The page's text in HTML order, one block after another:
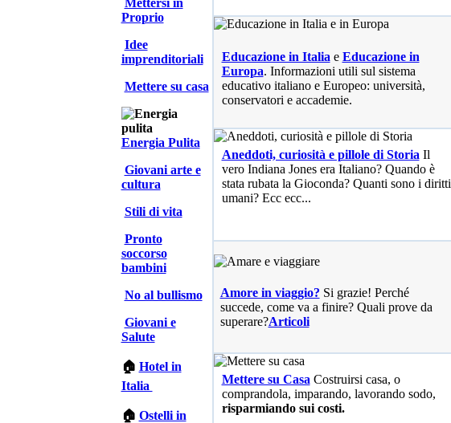
Mettersi in
Proprio
Idee
imprenditoriali
Mettere su casa
Energia Pulita
Giovani arte e
cultura
Stili di vita
Pronto
soccorso
bambini
No al bullismo
Giovani e
Salute
🏠 Hotel in
Italia
🏠 Ostelli in
Educazione in Italia e Educazione in
Europa. Informazioni utili sul sistema
educativo italiano e Europeo: università,
conservatori e accademie.
Aneddoti, curiosità e pillole di Storia Il
vero Indiana Jones era Italiano? Quando è
stata rubata la Gioconda? Quanti sono i diritti
umani? Ecc ecc...
Amore in viaggio? Si grazie! Perché
succede, come va a finire? Quali prove da
superare?Articoli
Mettere su Casa Costruirsi casa, o
comprandola, imparando, lavorando sodo,
risparmiando sui costi.